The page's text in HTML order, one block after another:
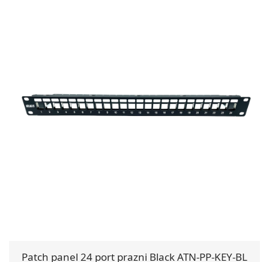
Patch panel 24 port prazni Black ATN-PP-KEY-BL